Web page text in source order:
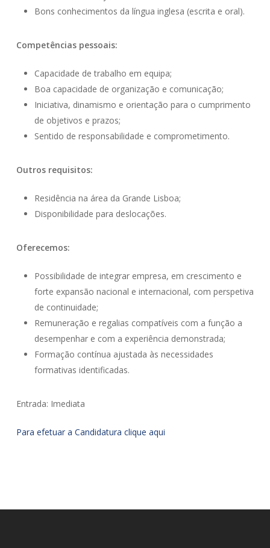
Bons conhecimentos da língua inglesa (escrita e oral).
Competências pessoais:
Capacidade de trabalho em equipa;
Boa capacidade de organização e comunicação;
Iniciativa, dinamismo e orientação para o cumprimento
de objetivos e prazos;
Sentido de responsabilidade e comprometimento.
Outros requisitos:
Residência na área da Grande Lisboa;
Disponibilidade para deslocações.
Oferecemos:
Possibilidade de integrar empresa, em crescimento e
forte expansão nacional e internacional, com perspetiva
de continuidade;
Remuneração e regalias compatíveis com a função a
desempenhar e com a experiência demonstrada;
Formação contínua ajustada às necessidades
formativas identificadas.
Entrada: Imediata
Para efetuar a Candidatura clique aqui